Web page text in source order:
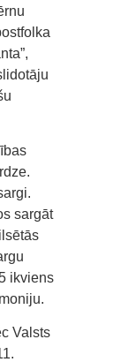
sargāt
ikviens
Valsts